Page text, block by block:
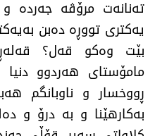
تەنانەت مرۆڤە جەردە
یەکتری تووڕە دەبن
بێت وەکو قەل؟
مامۆستای هەردوو
ڕووخسار و ناوبانگم
بەکارهێنا و بە درۆ و